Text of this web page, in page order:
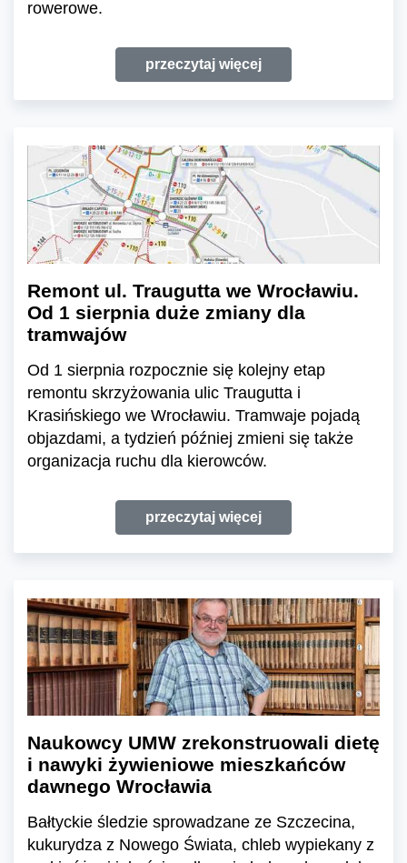
rowerowe.
przeczytaj więcej
Remont ul. Traugutta we Wrocławiu.
Od 1 sierpnia duże zmiany dla
tramwajów
Od 1 sierpnia rozpocznie się kolejny etap
remontu skrzyżowania ulic Traugutta i
Krasińskiego we Wrocławiu. Tramwaje pojadą
objazdami, a tydzień później zmieni się także
organizacja ruchu dla kierowców.
przeczytaj więcej
Naukowcy UMW zrekonstruowali dietę
i nawyki żywieniowe mieszkańców
dawnego Wrocławia
Bałtyckie śledzie sprowadzane ze Szczecina,
kukurydza z Nowego Świata, chleb wypiekany z